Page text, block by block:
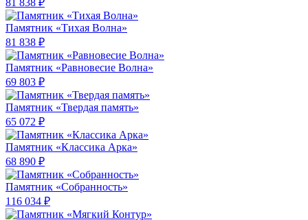
81 838 ₽
Памятник «Тихая Волна»
81 838 ₽
Памятник «Равновесие Волна»
69 803 ₽
Памятник «Твердая память»
65 072 ₽
Памятник «Классика Арка»
68 890 ₽
Памятник «Собранность»
116 034 ₽